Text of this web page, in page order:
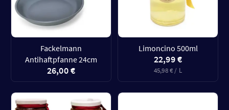
Fackelmann
Antihaftpfanne 24cm
26,00 €
Limoncino 500ml
22,99 €
45,98 € / L